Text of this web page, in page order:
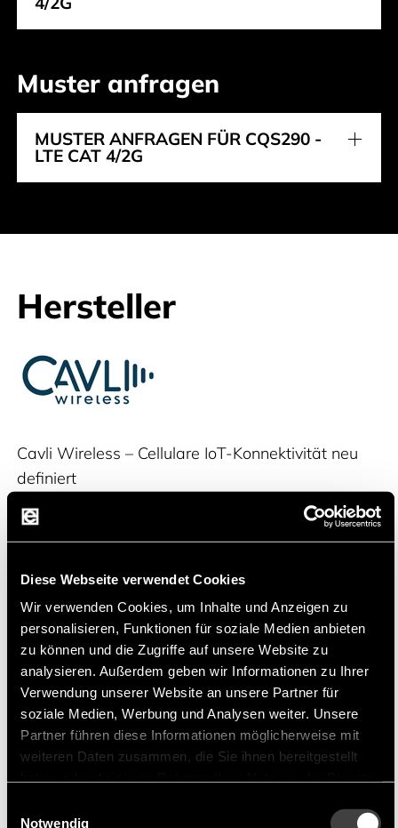
Diese Webseite verwendet Cookies
Wir verwenden Cookies, um Inhalte und Anzeigen zu
personalisieren, Funktionen für soziale Medien anbieten
zu können und die Zugriffe auf unsere Website zu
analysieren. Außerdem geben wir Informationen zu Ihrer
Verwendung unserer Website an unsere Partner für
soziale Medien, Werbung und Analysen weiter. Unsere
Partner führen diese Informationen möglicherweise mit
weiteren Daten zusammen, die Sie ihnen bereitgestellt
Notwendig
Muster anfragen
MUSTER ANFRAGEN FÜR CQS290 -
LTE CAT 4/2G
Hersteller
Cavli Wireless
Cavli Wireless – Cellulare IoT-Konnektivität neu
definiert
Cavli Wireless ist ein international agierendes
Jose, Kalifornien, das sich auf hochmoderne
Mobilfunkmodule und IoT-Konnektivitätslösungen
spezialisiert hat. Seit seiner Gründung verfolgt
Cavli das Ziel, die weltweite IoT-Vernetzung
einfacher, kosteneffizienter und leistungsfähiger
zu gestalten. Durch die Kombination von
Mobilfunkhardware, integrierten eSIM-Lösungen
und einer cloudbasierten Managementplattform